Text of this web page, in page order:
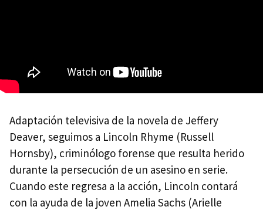
Adaptación televisiva de la novela de Jeffery
Deaver, seguimos a Lincoln Rhyme (Russell
Hornsby), criminólogo forense que resulta herido
durante la persecución de un asesino en serie.
Cuando este regresa a la acción, Lincoln contará
con la ayuda de la joven Amelia Sachs (Arielle